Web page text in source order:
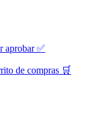
aprobar ✅
de compras 🛒